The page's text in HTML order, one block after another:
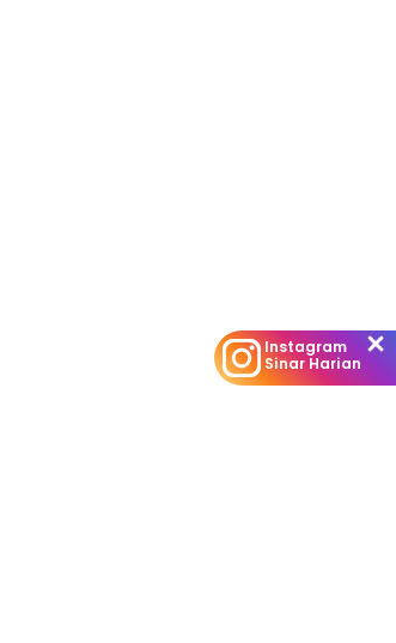
Instagram
Sinar Harian